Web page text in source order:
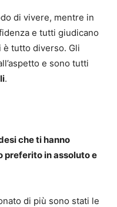
di vivere, mentre in
e tutti giudicano
è tutto diverso. Gli
e sono tutti
.
che ti hanno
preferito in assoluto e
di più sono stati le